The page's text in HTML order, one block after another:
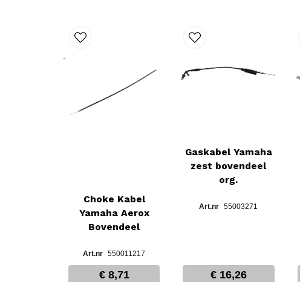
Choke Kabel
Yamaha Aerox
Bovendeel
550011217
€ 8,71
Gaskabel Yamaha
zest bovendeel
org.
55003271
€ 16,26